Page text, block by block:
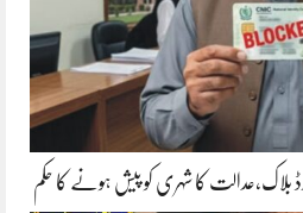
بلاک،عدالت کا شہری کو پیش ہونے کا حکم